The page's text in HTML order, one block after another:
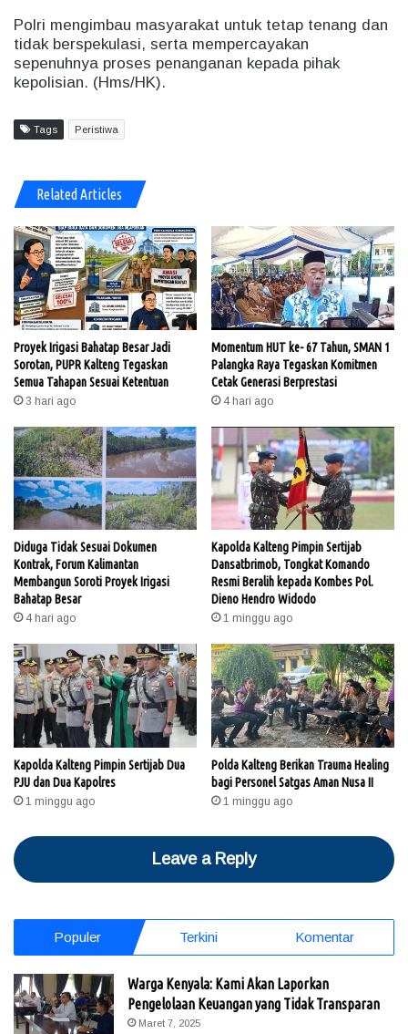
Polri mengimbau masyarakat untuk tetap tenang dan
tidak berspekulasi, serta mempercayakan
sepenuhnya proses penanganan kepada pihak
kepolisian. (Hms/HK).
Tags Peristiwa
Related Articles
Proyek Irigasi Bahatap Besar Jadi
Sorotan, PUPR Kalteng Tegaskan
Semua Tahapan Sesuai Ketentuan
3 hari ago
Momentum HUT ke- 67 Tahun, SMAN 1
Palangka Raya Tegaskan Komitmen
Cetak Generasi Berprestasi
4 hari ago
Diduga Tidak Sesuai Dokumen
Kontrak, Forum Kalimantan
Membangun Soroti Proyek Irigasi
Bahatap Besar
4 hari ago
Kapolda Kalteng Pimpin Sertijab
Dansatbrimob, Tongkat Komando
Resmi Beralih kepada Kombes Pol.
Dieno Hendro Widodo
1 minggu ago
Kapolda Kalteng Pimpin Sertijab Dua
PJU dan Dua Kapolres
1 minggu ago
Polda Kalteng Berikan Trauma Healing
bagi Personel Satgas Aman Nusa II
1 minggu ago
Leave a Reply
Populer Terkini Komentar
Warga Kenyala: Kami Akan Laporkan
Pengelolaan Keuangan yang Tidak Transparan
Maret 7, 2025